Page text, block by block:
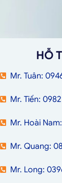
HỖ
Mr. Tuân:
Mr. Tiến:
Mr. Hoài
Mr. Quang:
Mr. Long: